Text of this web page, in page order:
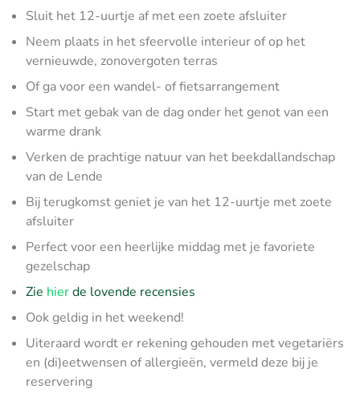
Sluit het 12-uurtje af met een zoete afsluiter
Neem plaats in het sfeervolle interieur of op het
vernieuwde, zonovergoten terras
Of ga voor een wandel- of fietsarrangement
Start met gebak van de dag onder het genot van een
warme drank
Verken de prachtige natuur van het beekdallandschap
van de Lende
Bij terugkomst geniet je van het 12-uurtje met zoete
afsluiter
Perfect voor een heerlijke middag met je favoriete
gezelschap
Zie hierde lovende recensies
Ook geldig in het weekend!
Uiteraard wordt er rekening gehouden met vegetariërs
en (di)eetwensen of allergieën, vermeld deze bij je
reservering